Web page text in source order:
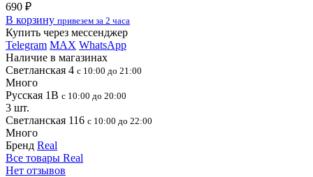
690 ₽
В корзину привезем за 2 часа
Купить через мессенджер
Telegram MAX WhatsApp
Наличие в магазинах
Светланская 4 с 10:00 до 21:00
Много
Русская 1В с 10:00 до 20:00
3 шт.
Светланская 116 с 10:00 до 22:00
Много
Бренд Real
Все товары Real
Нет отзывов